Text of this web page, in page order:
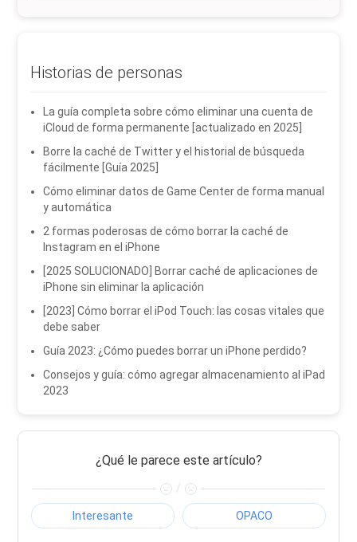
Historias de personas
La guía completa sobre cómo eliminar una cuenta de
iCloud de forma permanente [actualizado en 2025]
Borre la caché de Twitter y el historial de búsqueda
fácilmente [Guía 2025]
Cómo eliminar datos de Game Center de forma manual
y automática
2 formas poderosas de cómo borrar la caché de
Instagram en el iPhone
[2025 SOLUCIONADO] Borrar caché de aplicaciones de
iPhone sin eliminar la aplicación
[2023] Cómo borrar el iPod Touch: las cosas vitales que
debe saber
Guía 2023: ¿Cómo puedes borrar un iPhone perdido?
Consejos y guía: cómo agregar almacenamiento al iPad
2023
¿Qué le parece este artículo?
/
Interesante OPACO